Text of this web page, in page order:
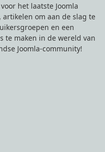
het laatste Joomla
om aan de slag te
en een
te maken in de wereld van
Joomla-community!